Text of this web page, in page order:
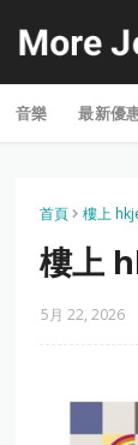
音樂 最新優
首頁 樓上
樓上
5月 22, 2026